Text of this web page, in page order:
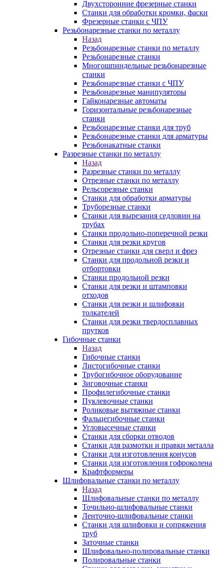
Двухсторонние фрезерные станки
Станки для обработки кромки, фаски
Фрезерные станки с ЧПУ
Резьбонарезные станки по металлу
Назад
Резьбонарезные станки по металлу
Резьбонарезные станки
Многошпиндельные резьбонарезные
станки
Резьбонарезные станки с ЧПУ
Резьбонарезные манипуляторы
Гайконарезные автоматы
Горизонтальные резьбонарезные
станки
Резьбонарезные станки для труб
Резьбонарезные станки для арматуры
Резьбонакатные станки
Разрезные станки по металлу
Назад
Разрезные станки по металлу
Отрезные станки по металлу
Рельсорезные станки
Станки для обработки арматуры
Труборезные станки
Станки для вырезания седловин на
трубаx
Станки продольно-поперечной резки
Станки для резки кругов
Отрезные станки для сверл и фрез
Станки для продольной резки и
отбортовки
Станки продольной резки
Станки для резки и штамповки
отходов
Станки для резки и шлифовки
толкателей
Станки для резки твердосплавных
прутков
Гибочные станки
Назад
Гибочные станки
Листогибочные станки
Трубогибочное оборудование
Зиговочные станки
Профилегибочные станки
Пуклевочные станки
Роликовые вытяжные станки
Фальцегибочные станки
Угловысечные станки
Станки для сборки отводов
Станки для размотки и правки металла
Станки для изготовления конусов
Станки для изготовления гофроколена
Крафтформеры
Шлифовальные станки по металлу
Назад
Шлифовальные станки по металлу
Точильно-шлифовальные станки
Ленточно-шлифовальные станки
Станки для шлифовки и сопряжения
труб
Заточные станки
Шлифовально-полировальные станки
Полировальные станки